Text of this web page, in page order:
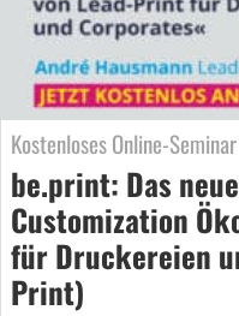
Kostenloses Online-Seminar
be.print: Das
Customization
für Druckereien
Print)